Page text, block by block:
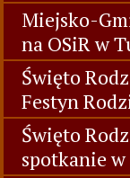
Miejsko-
na OSiR w
Święto
Festyn
Święto
spotkanie